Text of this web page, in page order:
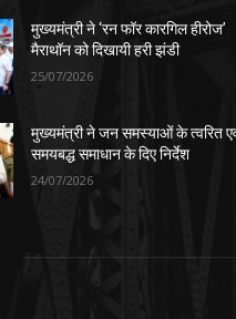
मुख्यमंत्री ने ‘रन फॉर कारगिल हीरोज’
मैराथॉन को दिखायी हरी झंडी
25/07/2026
मुख्यमंत्री ने जन समस्याओं के त्वरित
समयबद्ध समाधान के दिए निर्देश
24/07/2026